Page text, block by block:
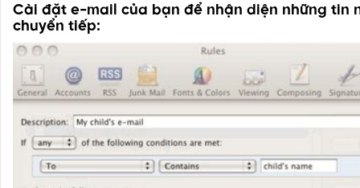
Cài đặt e-mail của bạn để nhận diện những tin
chuyển tiếp: